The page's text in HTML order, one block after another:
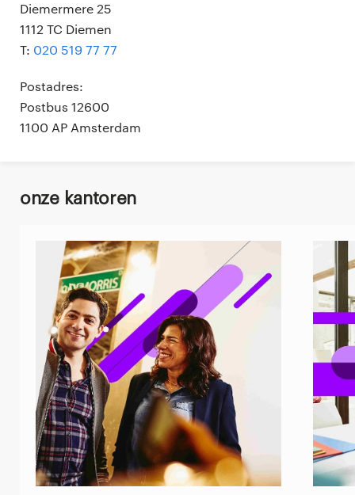
Diemermere 25
1112 TC Diemen
T: 020 519 77 77
Postadres:
Postbus 12600
1100 AP Amsterdam
onze kantoren